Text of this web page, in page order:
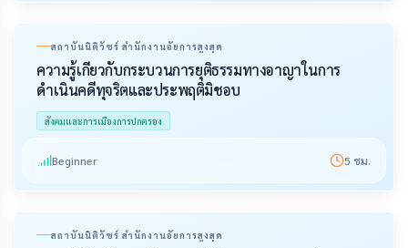
สถาบันนิติวัชร์ สำนักงานอัยการสูงสุด
ความรู้เกี่ยวกับกระบวนการยุติธรรมทางอาญาในการ
ดำเนินคดีทุจริตและประพฤติมิชอบ
สังคมและการเมืองการปกครอง
Beginner 5 ชม.
สถาบันนิติวัชร์ สำนักงานอัยการสูงสุด